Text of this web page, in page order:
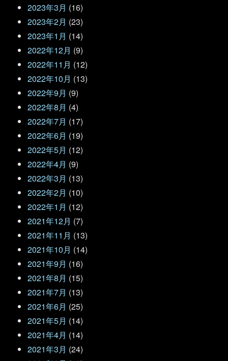
2023年3月 (16)
2023年2月 (23)
2023年1月 (14)
2022年12月 (9)
2022年11月 (12)
2022年10月 (13)
2022年9月 (9)
2022年8月 (4)
2022年7月 (17)
2022年6月 (19)
2022年5月 (12)
2022年4月 (9)
2022年3月 (13)
2022年2月 (10)
2022年1月 (12)
2021年12月 (7)
2021年11月 (13)
2021年10月 (14)
2021年9月 (16)
2021年8月 (15)
2021年7月 (13)
2021年6月 (25)
2021年5月 (14)
2021年4月 (14)
2021年3月 (24)